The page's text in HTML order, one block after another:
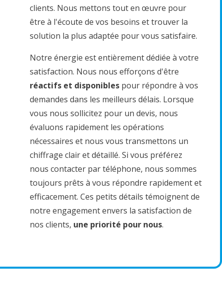
clients. Nous mettons tout en œuvre pour
être à l'écoute de vos besoins et trouver la
solution la plus adaptée pour vous satisfaire.
Notre énergie est entièrement dédiée à votre
satisfaction. Nous nous efforçons d'être
réactifs et disponibles pour répondre à vos
demandes dans les meilleurs délais. Lorsque
vous nous sollicitez pour un devis, nous
évaluons rapidement les opérations
nécessaires et nous vous transmettons un
chiffrage clair et détaillé. Si vous préférez
nous contacter par téléphone, nous sommes
toujours prêts à vous répondre rapidement et
efficacement. Ces petits détails témoignent de
notre engagement envers la satisfaction de
nos clients, une priorité pour nous.